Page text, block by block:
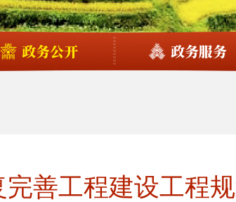
政务公开 政务服务
善工程建设工程